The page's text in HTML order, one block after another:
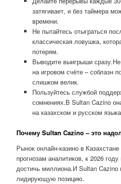
затягивает, и без таймера
времени.
Не пытайтесь отыграться
классическая ловушка,
потерям.
Выводите выигрыши
на игровом счёте – соблазн
слишком велик.
Пользуйтесь службой
сомнениях.В Sultan Cazino
на казахском и русском
Почему Sultan Cazino – это
Рынок онлайн-казино в
прогнозам аналитиков, к 2026
достичь миллиона.И Sultan Cazino
лидирующую позицию.